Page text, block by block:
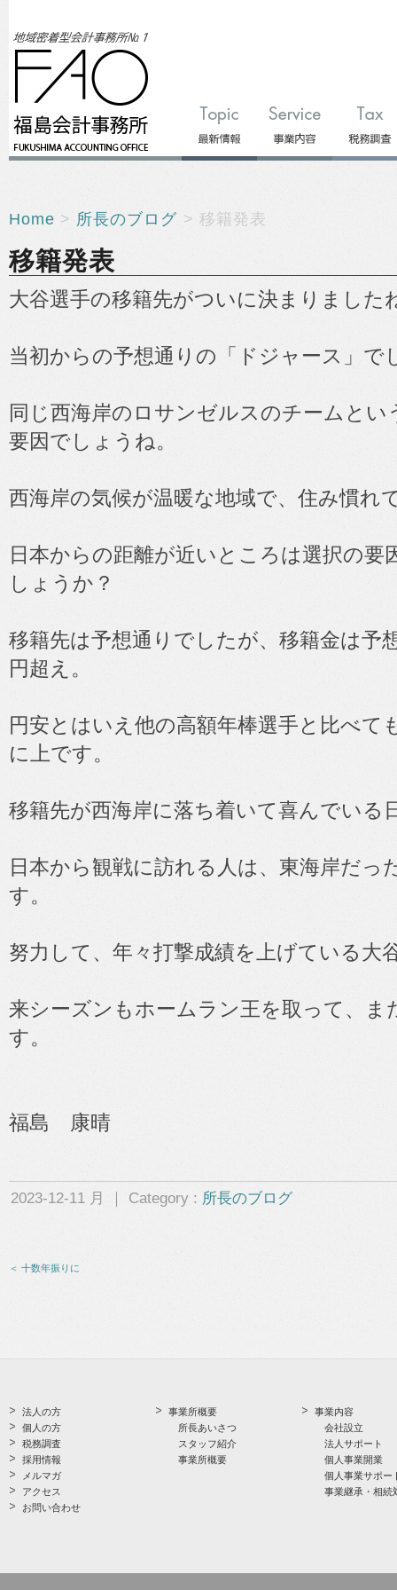
Home > 所長のブログ > 移籍発表
移籍発表
大谷選手の移籍先がついに決まりました
当初からの予想通りの「ドジャース」で
同じ西海岸のロサンゼルスのチームと
要因でしょうね。
西海岸の気候が温暖な地域で、住み慣れ
日本からの距離が近いところは選択の要
しょうか？
移籍先は予想通りでしたが、移籍金は予
円超え。
円安とはいえ他の高額年棒選手と比べて
に上です。
移籍先が西海岸に落ち着いて喜んでいる
日本から観戦に訪れる人は、東海岸だっ
す。
努力して、年々打撃成績を上げている大
来シーズンもホームラン王を取って、ま
す。
福島 康晴
2023-12-11 月 ｜ Category : 所長のブログ
＜ 十数年振りに
法人の方
個人の方
税務調査
採用情報
メルマガ
アクセス
お問い合わせ
事業所概要
所長あいさつ
スタッフ紹介
事業所概要
事業内容
会社設立
法人サポート
個人事業開業
個人事業サポー
事業継承・相続